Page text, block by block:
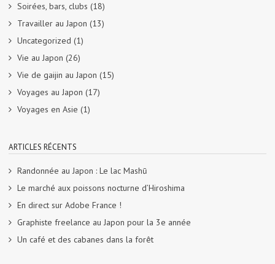
Soirées, bars, clubs (18)
Travailler au Japon (13)
Uncategorized (1)
Vie au Japon (26)
Vie de gaijin au Japon (15)
Voyages au Japon (17)
Voyages en Asie (1)
ARTICLES RÉCENTS
Randonnée au Japon : Le lac Mashū
Le marché aux poissons nocturne d’Hiroshima
En direct sur Adobe France !
Graphiste freelance au Japon pour la 3e année
Un café et des cabanes dans la forêt